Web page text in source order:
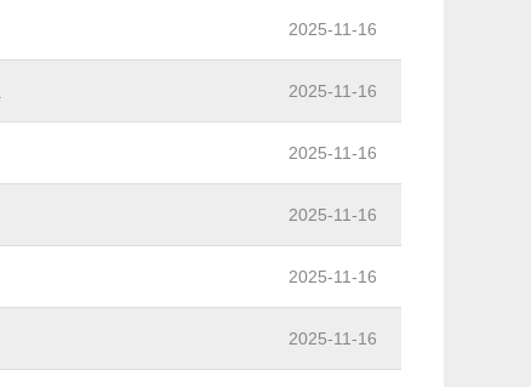
2025-11-16
2025-11-16
2025-11-16
2025-11-16
2025-11-16
2025-11-16